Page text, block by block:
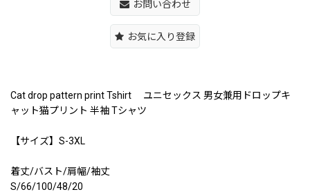
お問い合わせ
お気に入り登録
Cat drop pattern print Tshirt ユニセックス 男女兼用ドロップキ
ャット猫プリント 半袖 Tシャツ
【サイズ】S-3XL
着丈/バスト/肩幅/袖丈
S/66/100/48/20